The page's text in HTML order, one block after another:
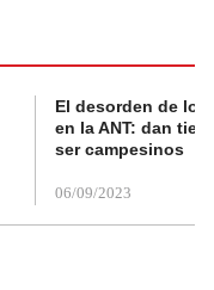
El desorden de
en la ANT: dan
ser campesinos
06/09/2023